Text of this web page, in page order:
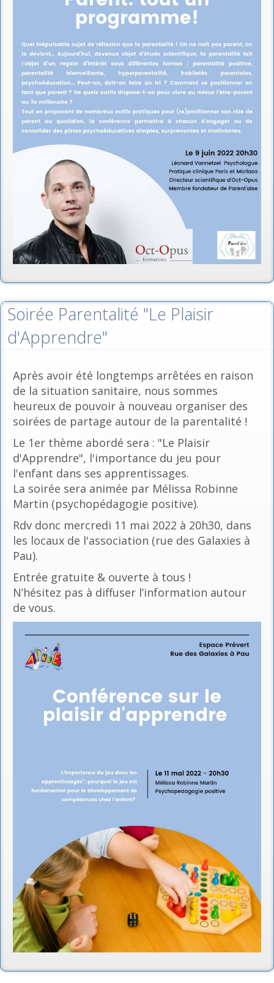
Soirée Parentalité "Le Plaisir
d'Apprendre"
Après avoir été longtemps arrêtées en raison
de la situation sanitaire, nous sommes
heureux de pouvoir à nouveau organiser des
soirées de partage autour de la parentalité !
Le 1er thème abordé sera : "Le Plaisir
d'Apprendre", l'importance du jeu pour
l'enfant dans ses apprentissages.
La soirée sera animée par Mélissa Robinne
Martin (psychopédagogie positive).
Rdv donc mercredi 11 mai 2022 à 20h30, dans
les locaux de l'association (rue des Galaxies à
Pau).
Entrée gratuite & ouverte à tous !
N’hésitez pas à diffuser l’information autour
de vous.